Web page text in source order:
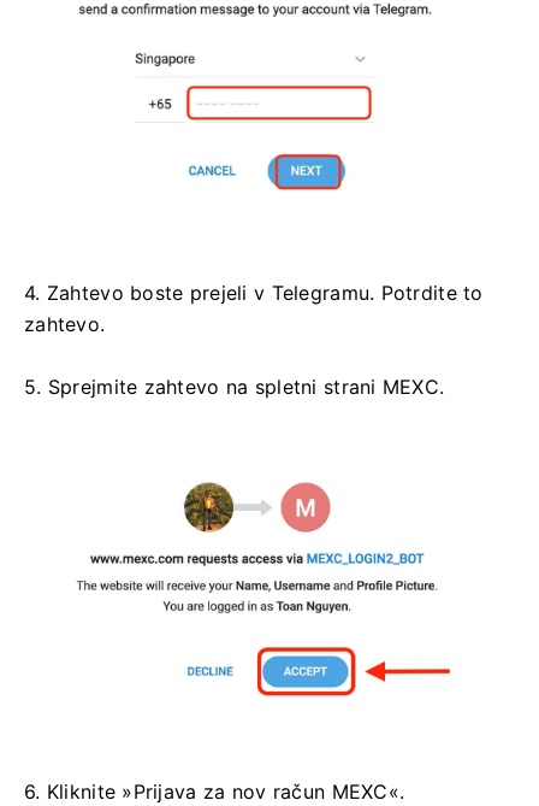
4. Zahtevo boste prejeli v Telegramu. Potrdite to
zahtevo.
5. Sprejmite zahtevo na spletni strani MEXC.
6. Kliknite »Prijava za nov račun MEXC«.